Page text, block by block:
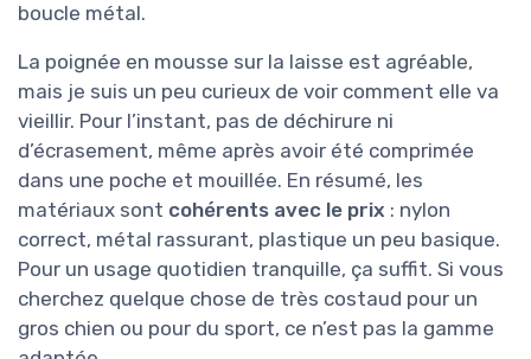
boucle métal.
La poignée en mousse sur la laisse est agréable,
mais je suis un peu curieux de voir comment elle va
vieillir. Pour l’instant, pas de déchirure ni
d’écrasement, même après avoir été comprimée
dans une poche et mouillée. En résumé, les
matériaux sont cohérents avec le prix : nylon
correct, métal rassurant, plastique un peu basique.
Pour un usage quotidien tranquille, ça suffit. Si vous
cherchez quelque chose de très costaud pour un
gros chien ou pour du sport, ce n’est pas la gamme